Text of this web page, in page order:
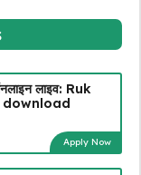
लाइव: Ruk
download
Apply Now